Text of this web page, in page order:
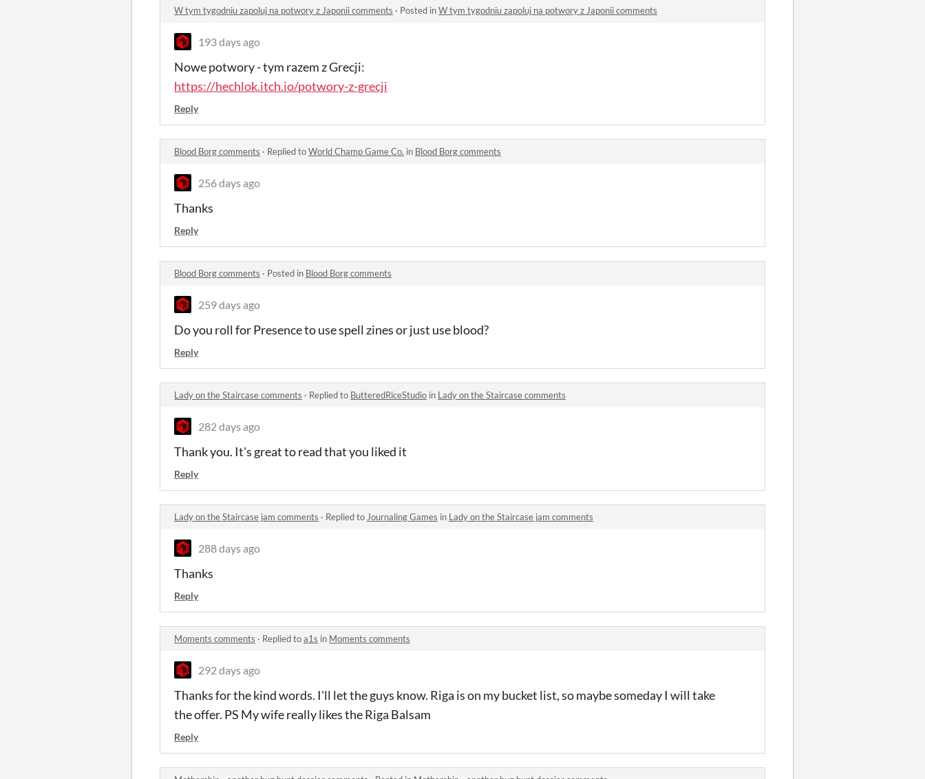
W tym tygodniu zapoluj na potwory z Japonii comments · Posted inW tym tygodniu zapoluj na potwory z Japonii comments
193 days ago
Nowe potwory - tym razem z Grecji:
https://hechlok.itch.io/potwory-z-grecji
Reply
Blood Borg comments · Replied toWorld Champ Game Co. in Blood Borg comments
256 days ago
Thanks
Reply
Blood Borg comments · Posted in Blood Borg comments
259 days ago
Do you roll for Presence to use spell zines or just use blood?
Reply
Lady on the Staircase comments · Replied to ButteredRiceStudio in Lady on the Staircase comments
282 days ago
Thank you. It's great to read that you liked it
Reply
Lady on the Staircase jam comments · Replied to Journaling Games in Lady on the Staircase jam comments
288 days ago
Thanks
Reply
Moments comments · Replied toa1s in Moments comments
292 days ago
Thanks for the kind words. I'll let the guys know. Riga is on my bucket list, so maybe someday I will take
the offer. PS My wife really likes the Riga Balsam
Reply